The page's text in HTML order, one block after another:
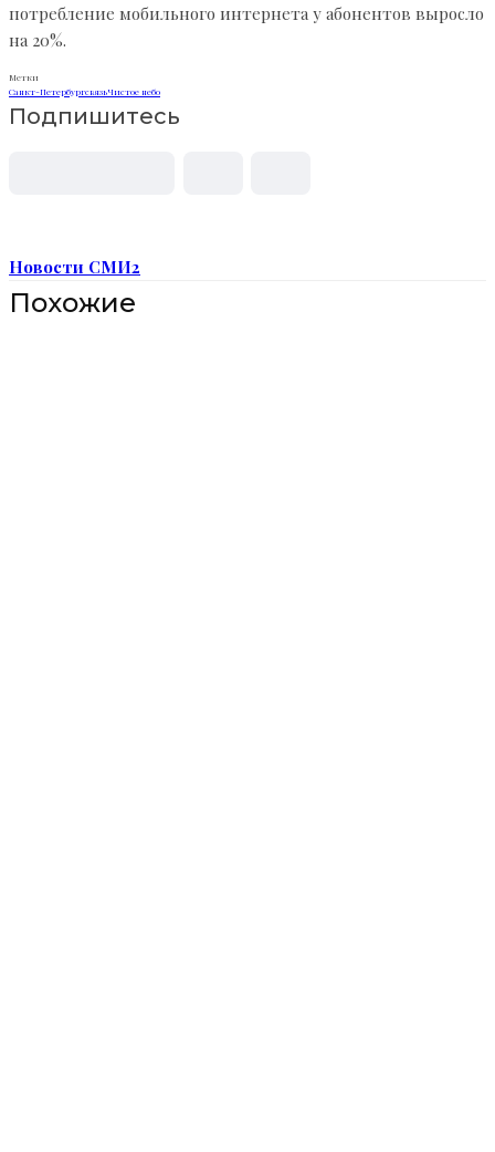
потребление мобильного интернета у абонентов выросло
на 20%.
Метки
Санкт-ПетербургсвязьЧистое небо
Подпишитесь
Новости СМИ2
Похожие